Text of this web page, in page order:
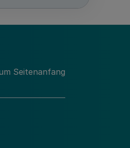
Innovativ &
Seitenanfang